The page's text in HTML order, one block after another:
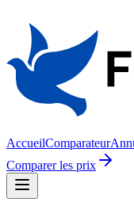
AccueilComparateur
Comparer les prix